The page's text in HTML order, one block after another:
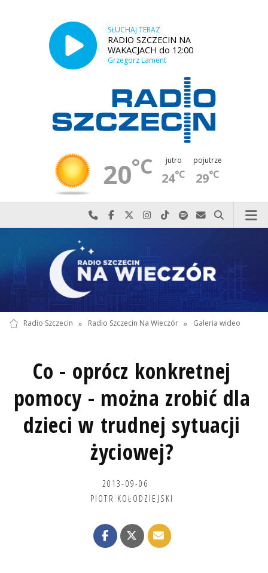
SŁUCHAJ TERAZ
RADIO SZCZECIN NA
WAKACJACH do 12:00
Grzegorz Lament
20°C jutro
24°C
pojutrze
29°C
Najlepiej po prostu do nas zadzwoń
Odwiedź nas na Facebook-u
Odwiedź nas na X
Odwiedź nas na Instagram-ie
Odwiedź nas na TikTok-u
Szukaj nas na Spotify
Wyślij do nas
Szukaj
Radio Szczecin » Radio Szczecin Na Wieczór » Galeria wideo
Co - oprócz konkretnej
pomocy - można zrobić dla
dzieci w trudnej sytuacji
życiowej?
2013-09-06
PIOTR KOŁODZIEJSKI